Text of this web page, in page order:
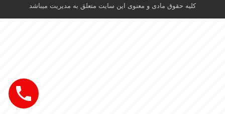
کلیه حقوق مادی و معنوی این سایت متعلق به مدیریت میباشد